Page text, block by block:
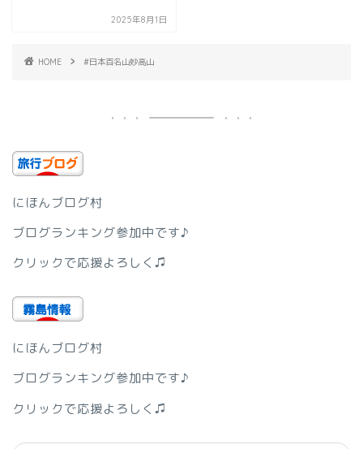
2025年8月1日
HOME #日本百名山妙高山
にほんブログ村
ブログランキング参加中です♪
クリックで応援よろしく♫
にほんブログ村
ブログランキング参加中です♪
クリックで応援よろしく♫